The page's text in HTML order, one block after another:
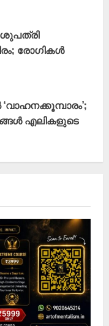
രോഗികൾ
എലികളുടെ